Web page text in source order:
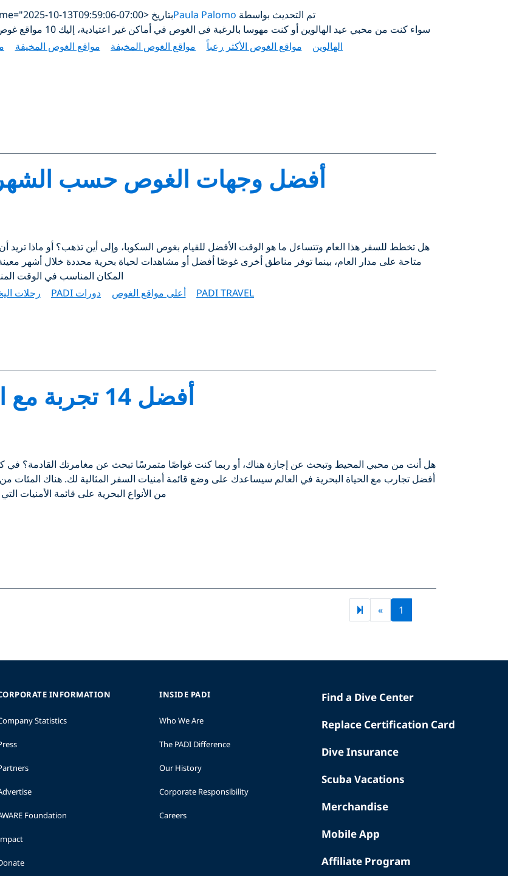
تم التحديث بواسطة Paula Palomoبتاريخ <time class="updated" datetime="2025-10-13T09:59:06-07:00">أكتوبر 13, 2025</time>
سواء كنت من محبي عيد الهالوين أو كنت مهوسا بالرغبة في الغوص في أماكن غير اعتيادية، إليك 10 مواقع غوص مخيفة يمكنك استكشافها.
الهالوين
مواقع الغوص الأكثر رعباً مواقع الغوص المخيفة مواقع الغوص المخيفة
أفضل وجهات الغوص حسب الشهر
هل تخطط للسفر هذا العام وتتساءل ما هو الوقت الأفضل للقيام بغوص السكوبا، وإلى أين تذهب؟ أو ماذا
متاحة على مدار العام، بينما توفر مناطق أخرى غوصًا أفضل أو مشاهدات لحياة بحرية محددة خلال أشهر
المكان المناسب في الوقت
PADI TRAVEL
أعلى مواقع الغوص دورات PADI رحلات
أفضل 14 تجربة مع الحياة البحرية حول العالم
هل أنت من محبي المحيط وتبحث عن إجازة هناك، أو ربما كنت غواصًا متمرسًا تبحث عن مغامرتك القادمة؟ في
أفضل تجارب مع الحياة البحرية في العالم سيساعدك على وضع قائمة أمنيات السفر المثالية لك. هناك المئات
من الأنواع البحرية على قائمة الأمنيات
1
»
Next page
2
Find a Dive Center
Replace Certification Card
Dive Insurance
Scuba Vacations
Merchandise
Mobile App
Affiliate Program
INSIDE PADI
Who We Are
The PADI Difference
Our History
Corporate Responsibility
Careers
INFORMATION
Statistics
Foundation